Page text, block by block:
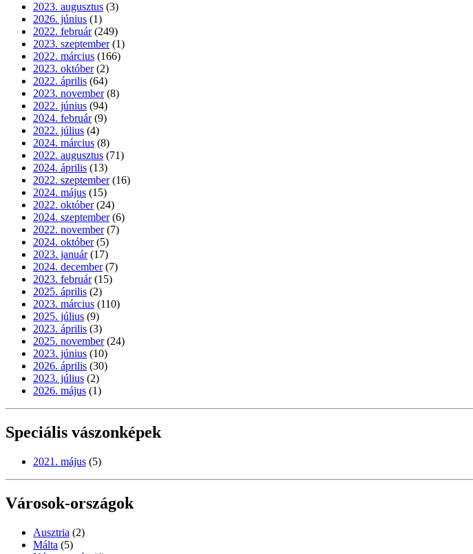
2023. augusztus (3)
2026. június (1)
2022. február (249)
2023. szeptember (1)
2022. március (166)
2023. október (2)
2022. április (64)
2023. november (8)
2022. június (94)
2024. február (9)
2022. július (4)
2024. március (8)
2022. augusztus (71)
2024. április (13)
2022. szeptember (16)
2024. május (15)
2022. október (24)
2024. szeptember (6)
2022. november (7)
2024. október (5)
2023. január (17)
2024. december (7)
2023. február (15)
2025. április (2)
2023. március (110)
2025. július (9)
2023. április (3)
2025. november (24)
2023. június (10)
2026. április (30)
2023. július (2)
2026. május (1)
Speciális vászonképek
2021. május (5)
Városok-országok
Ausztria (2)
Málta (5)